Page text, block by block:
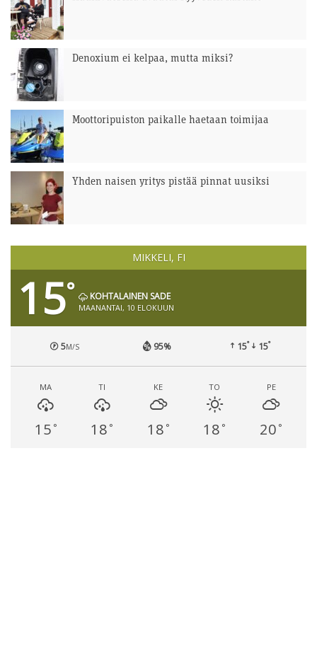
Denoxium ei kelpaa, mutta miksi?
Moottoripuiston paikalle haetaan toimijaa
Yhden naisen yritys pistää pinnat uusiksi
MIKKELI, FI
15° KOHTALAINEN SADE
MAANANTAI, 10 ELOKUUN
5M/S 95% 15° 15°
MA
15 °
TI
18 °
KE
18 °
TO
18 °
PE
20 °